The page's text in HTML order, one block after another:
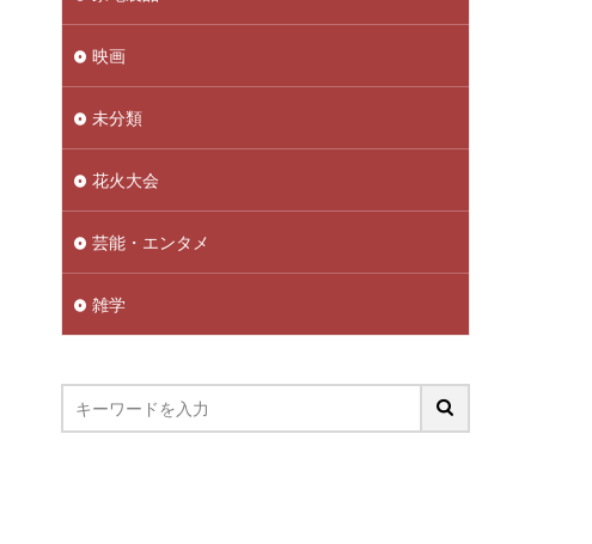
映画
未分類
花火大会
芸能・エンタメ
雑学